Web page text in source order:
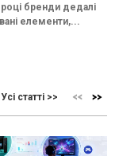
році бренди дедалі
елементи,...
Усі статті >>